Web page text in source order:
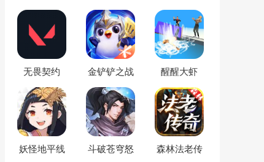
无畏契约 金铲铲之战 醒醒大虾
妖怪地平线
斗破苍穹怒
森林法老传